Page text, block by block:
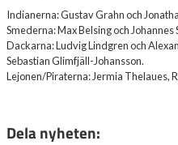
Indianerna: Gustav Grahn och
Smederna: Max Belsing och
Dackarna: Ludvig Lindgren och
Sebastian Glimfjäll-Johansson.
Lejonen/Piraterna: Jermia Thelaues,
Dela nyheten: